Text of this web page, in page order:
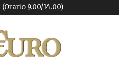
(Orario 9.00/14.00)